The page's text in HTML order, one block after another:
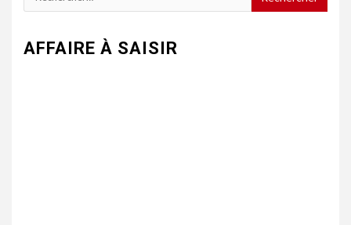
AFFAIRE À SAISIR